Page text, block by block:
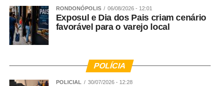
RONDONÓPOLIS 06/08/2026 - 12:01
Exposul e Dia dos Pais criam cenário
favorável para o varejo local
POLÍCIA
POLICIAL 30/07/2026 - 12:28